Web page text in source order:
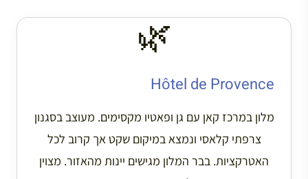
🌿
Hôtel de Provence
מלון במרכז קאן עם גן ופאטיו מקסימים. מעוצב בסגנון
צרפתי קלאסי ונמצא במיקום שקט אך קרוב לכל
האטרקציות. בבר המלון מגישים יינות מהאזור. מצוין